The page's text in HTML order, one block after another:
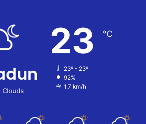
Clouds
23 ℃
23º - 23º
92%
1.7 km/h